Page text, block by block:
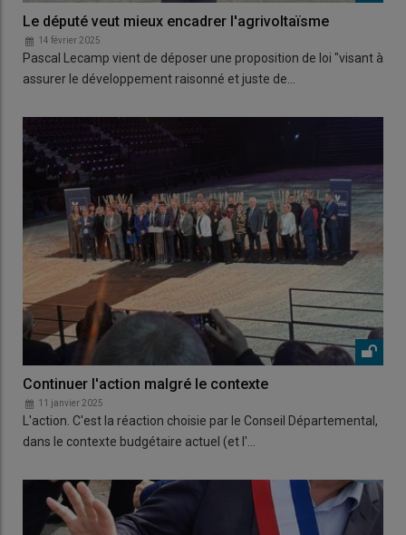
Le député veut mieux encadrer l'agrivoltaïsme
14 février 2025
Pascal Lecamp vient de déposer une proposition de loi "visant à
assurer le développement raisonné et juste de…
Continuer l'action malgré le contexte
11 janvier 2025
L'action. C'est la réaction choisie par le Conseil Départemental,
dans le contexte budgétaire actuel (et l'…